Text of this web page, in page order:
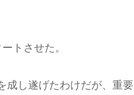
トさせた。
成し遂げたわけだが、重要